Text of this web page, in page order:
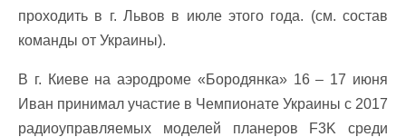
проходить в г. Львов в июле этого года. (см. состав
команды от Украины).
В г. Киеве на аэродроме «Бородянка» 16 – 17 июня
Иван принимал участие в Чемпионате Украины с 2017
радиоуправляемых моделей планеров F3K среди